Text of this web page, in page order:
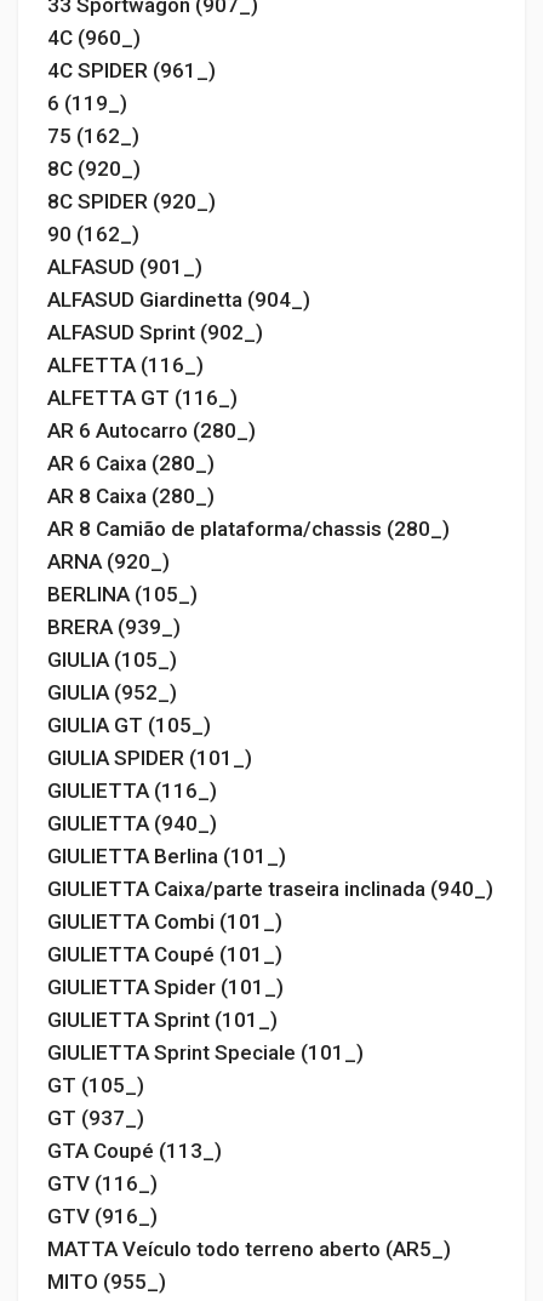
33 Sportwagon (907_)
4C (960_)
4C SPIDER (961_)
6 (119_)
75 (162_)
8C (920_)
8C SPIDER (920_)
90 (162_)
ALFASUD (901_)
ALFASUD Giardinetta (904_)
ALFASUD Sprint (902_)
ALFETTA (116_)
ALFETTA GT (116_)
AR 6 Autocarro (280_)
AR 6 Caixa (280_)
AR 8 Caixa (280_)
AR 8 Camião de plataforma/chassis (280_)
ARNA (920_)
BERLINA (105_)
BRERA (939_)
GIULIA (105_)
GIULIA (952_)
GIULIA GT (105_)
GIULIA SPIDER (101_)
GIULIETTA (116_)
GIULIETTA (940_)
GIULIETTA Berlina (101_)
GIULIETTA Caixa/parte traseira inclinada (940_)
GIULIETTA Combi (101_)
GIULIETTA Coupé (101_)
GIULIETTA Spider (101_)
GIULIETTA Sprint (101_)
GIULIETTA Sprint Speciale (101_)
GT (105_)
GT (937_)
GTA Coupé (113_)
GTV (116_)
GTV (916_)
MATTA Veículo todo terreno aberto (AR5_)
MITO (955_)